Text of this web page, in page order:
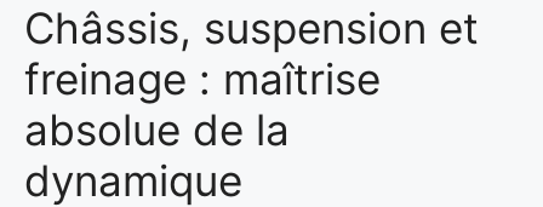
Châssis, suspension et
freinage : maîtrise
absolue de la
dynamique